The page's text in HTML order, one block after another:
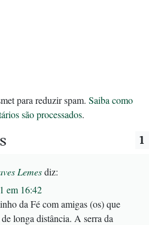
para reduzir spam. Saiba como
são processados.
1
Lemesdiz:
em 16:42
da Fé com amigas (os) que
longa distância. A serra da